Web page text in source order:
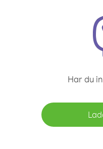
Har du